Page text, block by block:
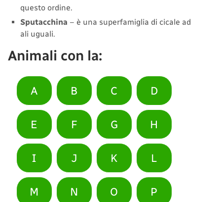
questo ordine.
Sputacchina – è una superfamiglia di cicale ad
ali uguali.
Animali con la:
A B C D
E F G H
I J K L
M N O P